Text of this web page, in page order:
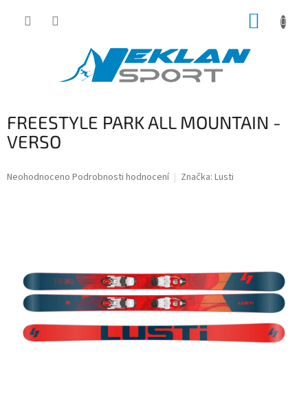
FREESTYLE PARK ALL MOUNTAIN -
VERSO
Průměrné
Neohodnoceno Podrobnosti hodnocení Značka: Lusti